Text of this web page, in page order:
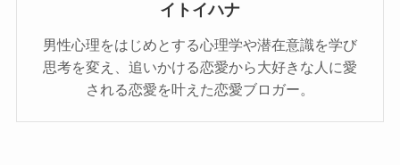
イトイハナ
男性心理をはじめとする心理学や潜在意識を学び
思考を変え、追いかける恋愛から大好きな人に愛
される恋愛を叶えた恋愛ブロガー。